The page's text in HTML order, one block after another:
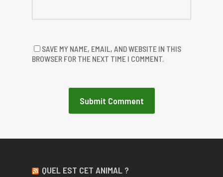
SAVE MY NAME, EMAIL, AND WEBSITE IN THIS
BROWSER FOR THE NEXT TIME I COMMENT.
QUEL EST CET ANIMAL ?